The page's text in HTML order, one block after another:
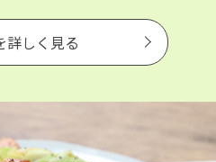
詳しく見る